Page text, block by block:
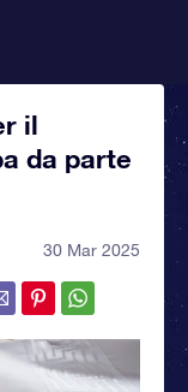
il
da parte
30 Mar 2025